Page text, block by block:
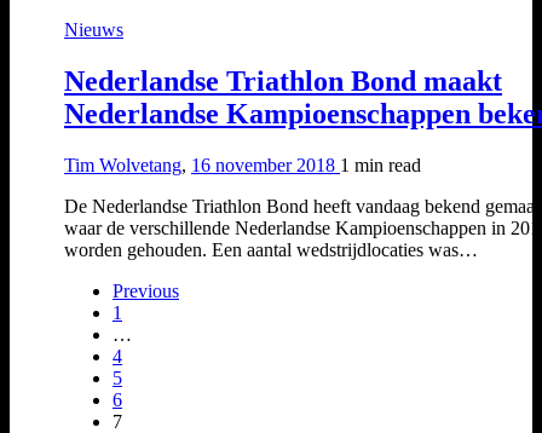
Nieuws
Nederlandse Triathlon Bond maakt
Nederlandse Kampioenschappen
Tim Wolvetang, 16 november 2018 1 min read
De Nederlandse Triathlon Bond heeft vandaag bekend
waar de verschillende Nederlandse Kampioenschappen in
worden gehouden. Een aantal wedstrijdlocaties was…
Previous
1
…
4
5
6
7